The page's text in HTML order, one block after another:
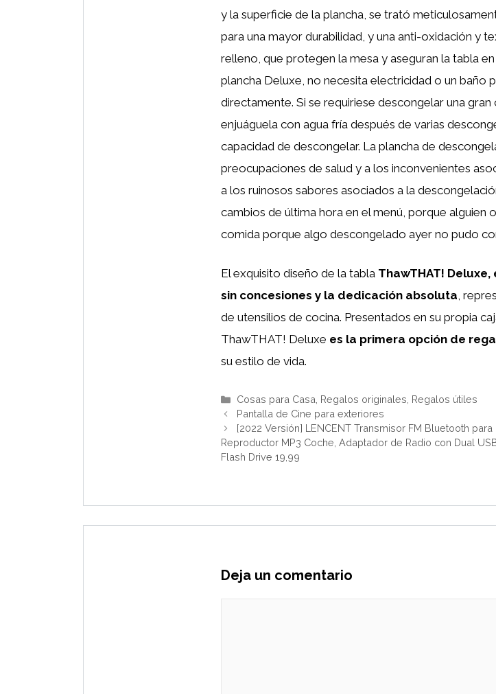
y la superficie de la plancha, se trató
para una mayor durabilidad, y una anti-oxidación y
relleno, que protegen la mesa y aseguran la tabla
plancha Deluxe, no necesita electricidad o un baño
directamente. Si se requiriese descongelar una
enjuáguela con agua fría después de varias
capacidad de descongelar. La plancha de
preocupaciones de salud y a los inconvenientes
a los ruinosos sabores asociados a la
cambios de última hora en el menú, porque alguien
comida porque algo descongelado ayer no pudo
El exquisito diseño de la tabla ThawTHAT!
sin concesiones y la dedicación absoluta,
de utensilios de cocina. Presentados en su propia
ThawTHAT! Deluxe es la primera opción de
su estilo de vida.
Categorías
Cosas para Casa Regalos originales Regalos útiles
Pantalla de Cine para exteriores
[2022 Versión] LENCENT Transmisor FM Bluetooth
Reproductor MP3 Coche, Adaptador de Radio con Dual
Flash Drive 19,99
Deja un comentario